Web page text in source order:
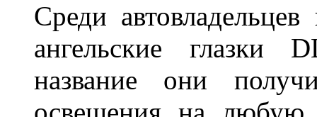
Среди
ангельские глазки
название они